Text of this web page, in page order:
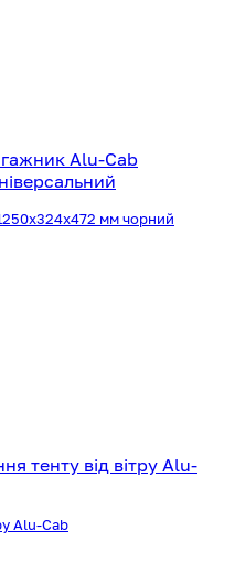
мм чорний
Alu-Cab